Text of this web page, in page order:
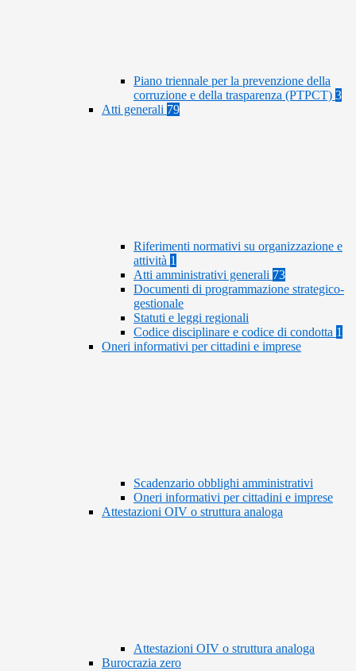
Piano triennale per la prevenzione della
corruzione e della trasparenza (PTPCT) 3
Atti generali 79
Riferimenti normativi su organizzazione e
attività 1
Atti amministrativi generali 73
Documenti di programmazione strategico-
gestionale
Statuti e leggi regionali
Codice disciplinare e codice di condotta 1
Oneri informativi per cittadini e imprese
Scadenzario obblighi amministrativi
Oneri informativi per cittadini e imprese
Attestazioni OIV o struttura analoga
Attestazioni OIV o struttura analoga
Burocrazia zero